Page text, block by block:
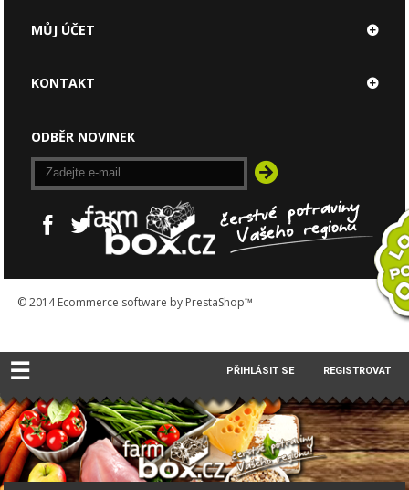
© 2014Ecommerce software by PrestaShop™
MŮJ ÚČET
KONTAKT
ODBĚR NOVINEK
☰ PŘIHLÁSIT SE REGISTROVAT